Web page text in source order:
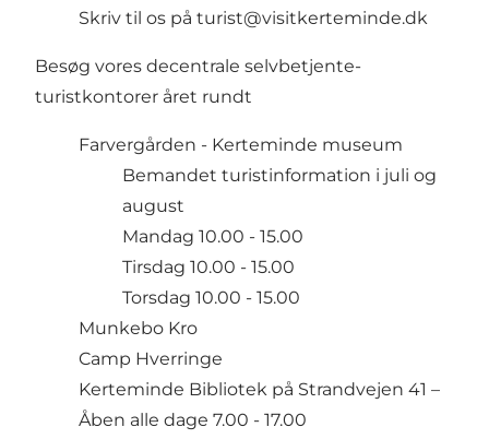
Skriv til os på turist@visitkerteminde.dk
Besøg vores decentrale selvbetjente-
turistkontorer året rundt
Farvergården - Kerteminde museum
Bemandet turistinformation i juli og
august
Mandag 10.00 - 15.00
Tirsdag 10.00 - 15.00
Torsdag 10.00 - 15.00
Munkebo Kro
Camp Hverringe
Kerteminde Bibliotek på Strandvejen 41 –
Åben alle dage 7.00 - 17.00